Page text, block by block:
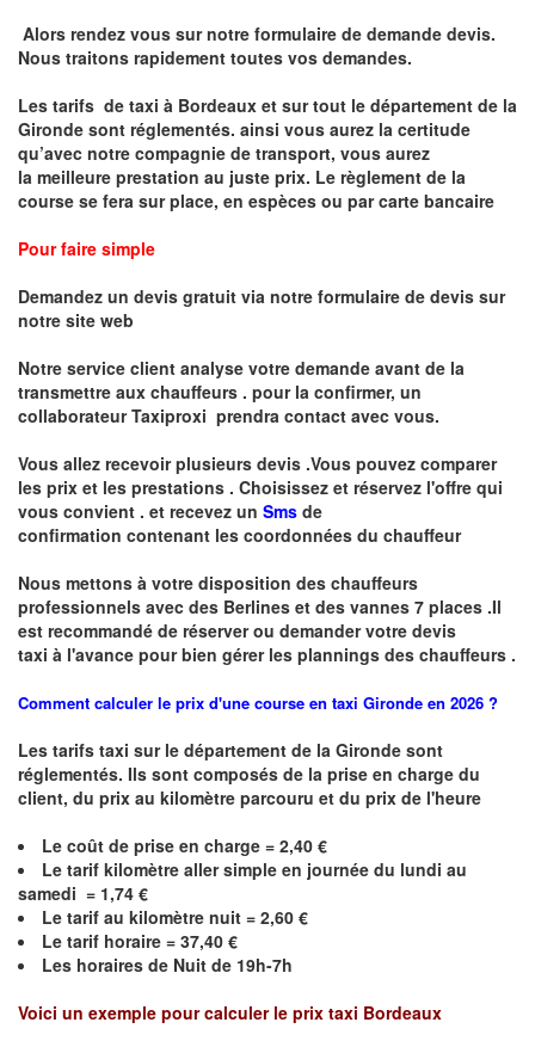
Alors rendez vous sur notre formulaire de demande devis.
Nous traitons rapidement toutes vos demandes.
Les tarifs de taxi à Bordeaux et sur tout le département de la
Gironde sont réglementés. ainsi vous aurez la certitude
qu’avec notre compagnie de transport, vous aurez
la meilleure prestation au juste prix. Le règlement de la
course se fera sur place, en espèces ou par carte bancaire
Pour faire simple
Demandez un devis gratuit via notre formulaire de devis sur
notre site web
Notre service client analyse votre demande avant de la
transmettre aux chauffeurs . pour la confirmer, un
collaborateur Taxiproxi prendra contact avec vous.
Vous allez recevoir plusieurs devis .Vous pouvez comparer
les prix et les prestations . Choisissez et réservez l'offre qui
vous convient . et recevez un Sms de
confirmation contenant les coordonnées du chauffeur
Nous mettons à votre disposition des chauffeurs
professionnels avec des Berlines et des vannes 7 places .Il
est recommandé de réserverou demandervotre devis
taxi à l'avance pour bien gérer les plannings des chauffeurs .
Comment calculer le prix d'une course en taxi Gironde en 2026 ?
Les tarifs taxi sur le département de la Gironde sont
réglementés. Ils sont composés de la prise en charge du
client, du prix au kilomètre parcouru et du prix de l'heure
Le coût de prise en charge = 2,40 €
Le tarif kilomètre aller simple en journée du lundi au
samedi = 1,74 €
Le tarif au kilomètre nuit = 2,60 €
Le tarif horaire = 37,40 €
Les horaires de Nuit de 19h-7h
Voici un exemple pour calculer le prix taxi Bordeaux